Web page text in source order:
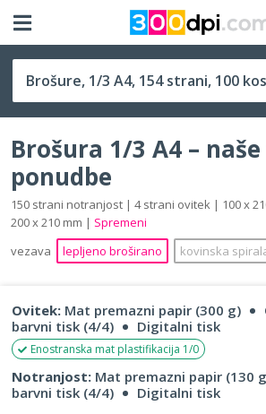
1/3 A4 (100 x 210 mm)
Išči
Brošura 1/3 A4 –
ponudbe
150 strani notranjost | 4 strani ovitek | 100 x
200 x 210 mm | Spremeni
vezava
lepljeno broširano kovinska
Ovitek: Mat premazni papir (300 g)
barvni tisk (4/4)
Digitalni tisk
Enostranska mat plastifikacija 1/0
Notranjost: Mat premazni papir (130
barvni tisk (4/4)
Digitalni tisk